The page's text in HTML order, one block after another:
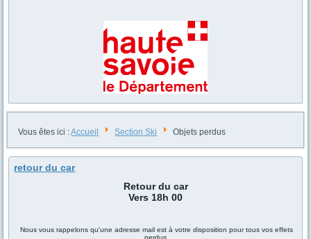
Vous êtes ici :Accueil Section Ski Objets perdus
retour du car
Retour du car
Vers 18h 00
Nous vous rappelons qu'une adresse mail est à votre disposition pour tous vos effets
perdus